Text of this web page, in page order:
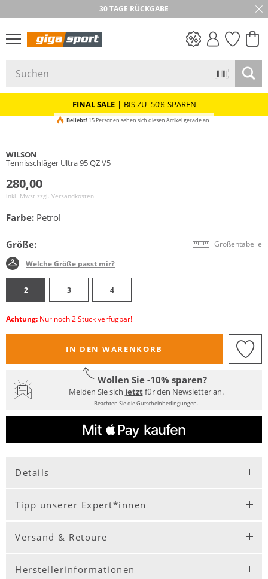
30 TAGE RÜCKGABE
FINAL SALE | BIS ZU -50% SPAREN
Beliebt! 15 Personen sehen sich diesen Artikel gerade an
WILSON
Tennisschläger Ultra 95 QZ V5
280,00
inkl. Mwst zzgl. Versandkosten
Farbe: Petrol
Größe: Größentabelle
Welche Größe passt mir?
2 3 4
Achtung: Nur noch 2 Stück verfügbar!
IN DEN WARENKORB
Wollen Sie -10% sparen?
Melden Sie sich jetztfür den Newsletter an.
Beachten Sie die Gutscheinbedingungen.
Details
Tipp unserer Expert*innen
Versand & Retoure
Herstellerinformationen